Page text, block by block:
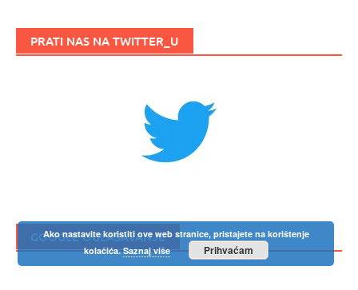
PRATI NAS NA TWITTER_U
GOOGLE OGLAŠAVANJE
Ako nastavite koristiti ove web stranice, pristajete na korištenje
kolačića.Saznaj više Prihvaćam